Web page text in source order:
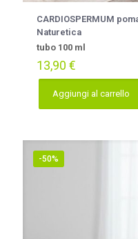
CARDIOSPERMUM
Naturetica
tubo 100 ml
13,90 €
Aggiungi al carrello
-50%